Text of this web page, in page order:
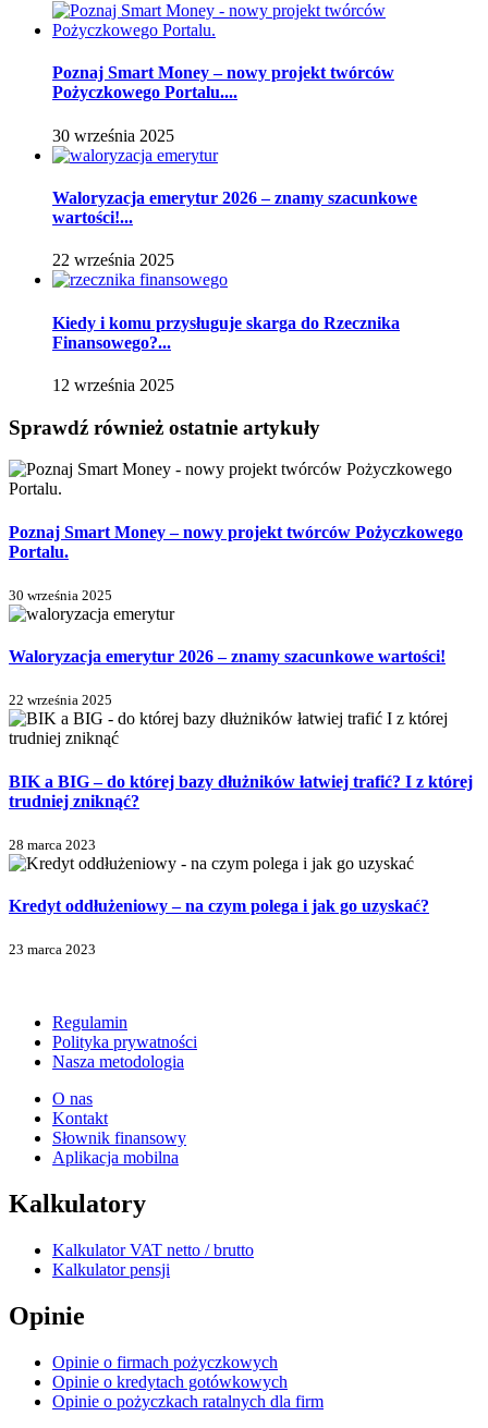
Poznaj Smart Money – nowy projekt twórców
Pożyczkowego Portalu....
30 września 2025
Waloryzacja emerytur 2026 – znamy szacunkowe
wartości!...
22 września 2025
Kiedy i komu przysługuje skarga do Rzecznika
Finansowego?...
12 września 2025
Sprawdź również ostatnie artykuły
Poznaj Smart Money – nowy projekt twórców Pożyczkowego
Portalu.
30 września 2025
Waloryzacja emerytur 2026 – znamy szacunkowe wartości!
22 września 2025
BIK a BIG – do której bazy dłużników łatwiej trafić? I z której
trudniej zniknąć?
28 marca 2023
Kredyt oddłużeniowy – na czym polega i jak go uzyskać?
23 marca 2023
Regulamin
Polityka prywatności
Nasza metodologia
O nas
Kontakt
Słownik finansowy
Aplikacja mobilna
Kalkulatory
Kalkulator VAT netto / brutto
Kalkulator pensji
Opinie
Opinie o firmach pożyczkowych
Opinie o kredytach gotówkowych
Opinie o pożyczkach ratalnych dla firm